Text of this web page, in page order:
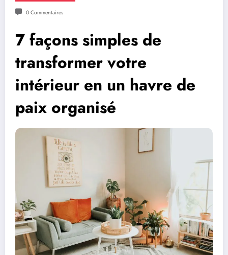
0 Commentaires
7 façons simples de
transformer votre
intérieur en un havre de
paix organisé